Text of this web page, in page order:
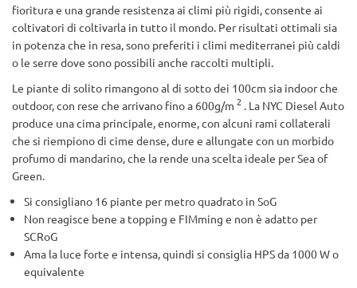
fioritura e una grande resistenza ai climi più rigidi, consente ai
coltivatori di coltivarla in tutto il mondo. Per risultati ottimali sia
in potenza che in resa, sono preferiti i climi mediterranei più caldi
o le serre dove sono possibili anche raccolti multipli.
Le piante di solito rimangono al di sotto dei 100cm sia indoor che
outdoor, con rese che arrivano fino a 600g/m 2 . La NYC Diesel Auto
produce una cima principale, enorme, con alcuni rami collaterali
che si riempiono di cime dense, dure e allungate con un morbido
profumo di mandarino, che la rende una scelta ideale per Sea of
Green.
Si consigliano 16 piante per metro quadrato in SoG
Non reagisce bene a topping e FIMming e non è adatto per
SCRoG
Ama la luce forte e intensa, quindi si consiglia HPS da 1000 W o
equivalente